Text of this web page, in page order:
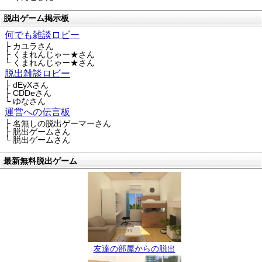
脱出ゲーム掲示板
何でも雑談ロビー
├ カユラさん
├ くまれんじゃー★さん
└ くまれんじゃー★さん
脱出雑談ロビー
├ dEyXさん
├ CDDeさん
└ ゆなさん
運営への伝言板
├ 名無しの脱出ゲーマーさん
├ 脱出ゲームさん
└ 脱出ゲームさん
最新無料脱出ゲーム
友達の部屋からの脱出